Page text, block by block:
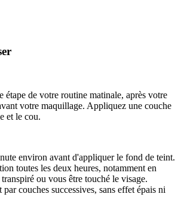
étape de votre routine matinale, après votre
votre maquillage. Appliquez une couche
et le cou.
environ avant d'appliquer le fond de teint.
toutes les deux heures, notamment en
ou vous être touché le visage.
couches successives, sans effet épais ni